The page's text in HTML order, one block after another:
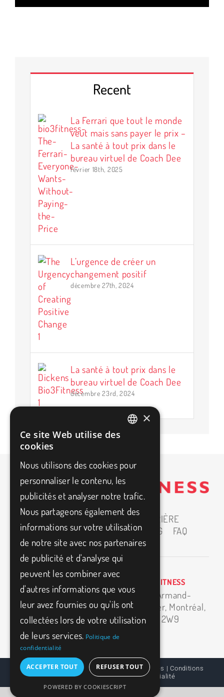
Recent
La Ferrari que tout le monde
veut mais sans payer le prix –
La santé à tout prix dans le
bureau virtuel de Coach Dee
février 18th, 2025
L’urgence de créer un
changement positif
décembre 27th, 2024
La santé à tout prix dans le
bureau virtuel de Coach Dee
décembre 23rd, 2024
ACCUEIL À PROPOS
CARRIÈRE
PARTENAIRES
MEDIAS BLOG
FAQ
CONTACT
info@bio3fitness.ca
(514) 494-1024
BIO3FITNESS
11500 Armand-
Bombardier, Montréal,
H1E 2W9
© BIO3FITNESS – 2026, Tous Droits Réservés |Conditions
d’utilisation
Politique de confidentialité
FRENCH
×
Ce site Web utilise des
cookies
Nous utilisons des cookies pour
personnaliser le contenu, les
publicités et analyser notre trafic.
Nous partageons également des
informations sur votre utilisation
de notre site avec nos partenaires
de publicité et d'analyse qui
peuvent les combiner avec
d'autres informations que vous
leur avez fournies ou qu'ils ont
collectées lors de votre utilisation
de leurs services. Politique de
confidentialité
ACCEPTER TOUT REFUSER TOUT
POWERED BY COOKIESCRIPT